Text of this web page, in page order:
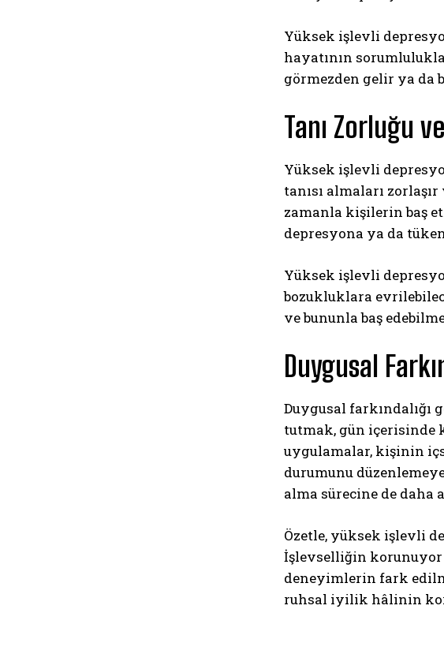
Yüksek işlevli
hayatının
görmezden gelir ya da
Tanı Zorluğu
Yüksek işlevli
tanısı almaları
zamanla kişilerin baş
depresyona ya da
Yüksek işlevli
bozukluklara
ve bununla baş
Duygusal
Duygusal
tutmak, gün içerisinde
uygulamalar, kişinin
durumunu
alma sürecine de daha
Özetle, yüksek işlevli
İşlevselliğin korunuyor
deneyimlerin fark
ruhsal iyilik hâlinin